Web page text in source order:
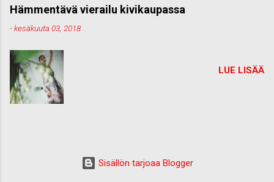
Hämmentävä vierailu kivikaupassa
-kesäkuuta 03, 2018
LUE LISÄÄ
Sisällön tarjoaa Blogger